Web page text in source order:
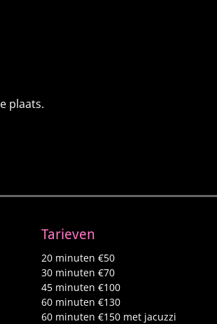
plaats.
Tarieven
20 minuten €50
30 minuten €70
45 minuten €100
60 minuten €130
60 minuten €150 met jacuzzi